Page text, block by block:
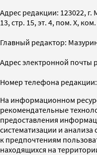
Адрес редакции: 123022, г.
13, стр. 15, эт. 4, пом. X, ком.
Главный редактор:
Адрес электронной почты
Номер телефона редакции:
На информационном
рекомендательные
предоставления
систематизации и анализа
к предпочтениям
находящихся на